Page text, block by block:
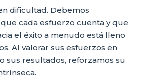
dificultad. Debemos
cada esfuerzo cuenta y que
el éxito a menudo está lleno
Al valorar sus esfuerzos en
sus resultados, reforzamos su